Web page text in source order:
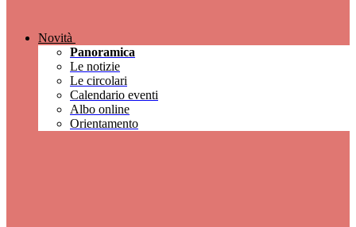
Novità
Panoramica
Le notizie
Le circolari
Calendario eventi
Albo online
Orientamento